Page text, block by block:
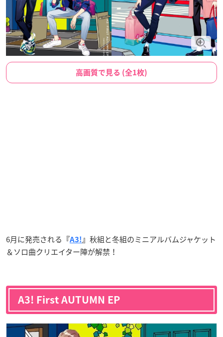
高画質で見る (全1枚)
6月に発売される 『A3! 』 秋組と冬組のミニアルバムジャケット
＆ソロ曲クリエイター陣が解禁！
A3! First AUTUMN EP